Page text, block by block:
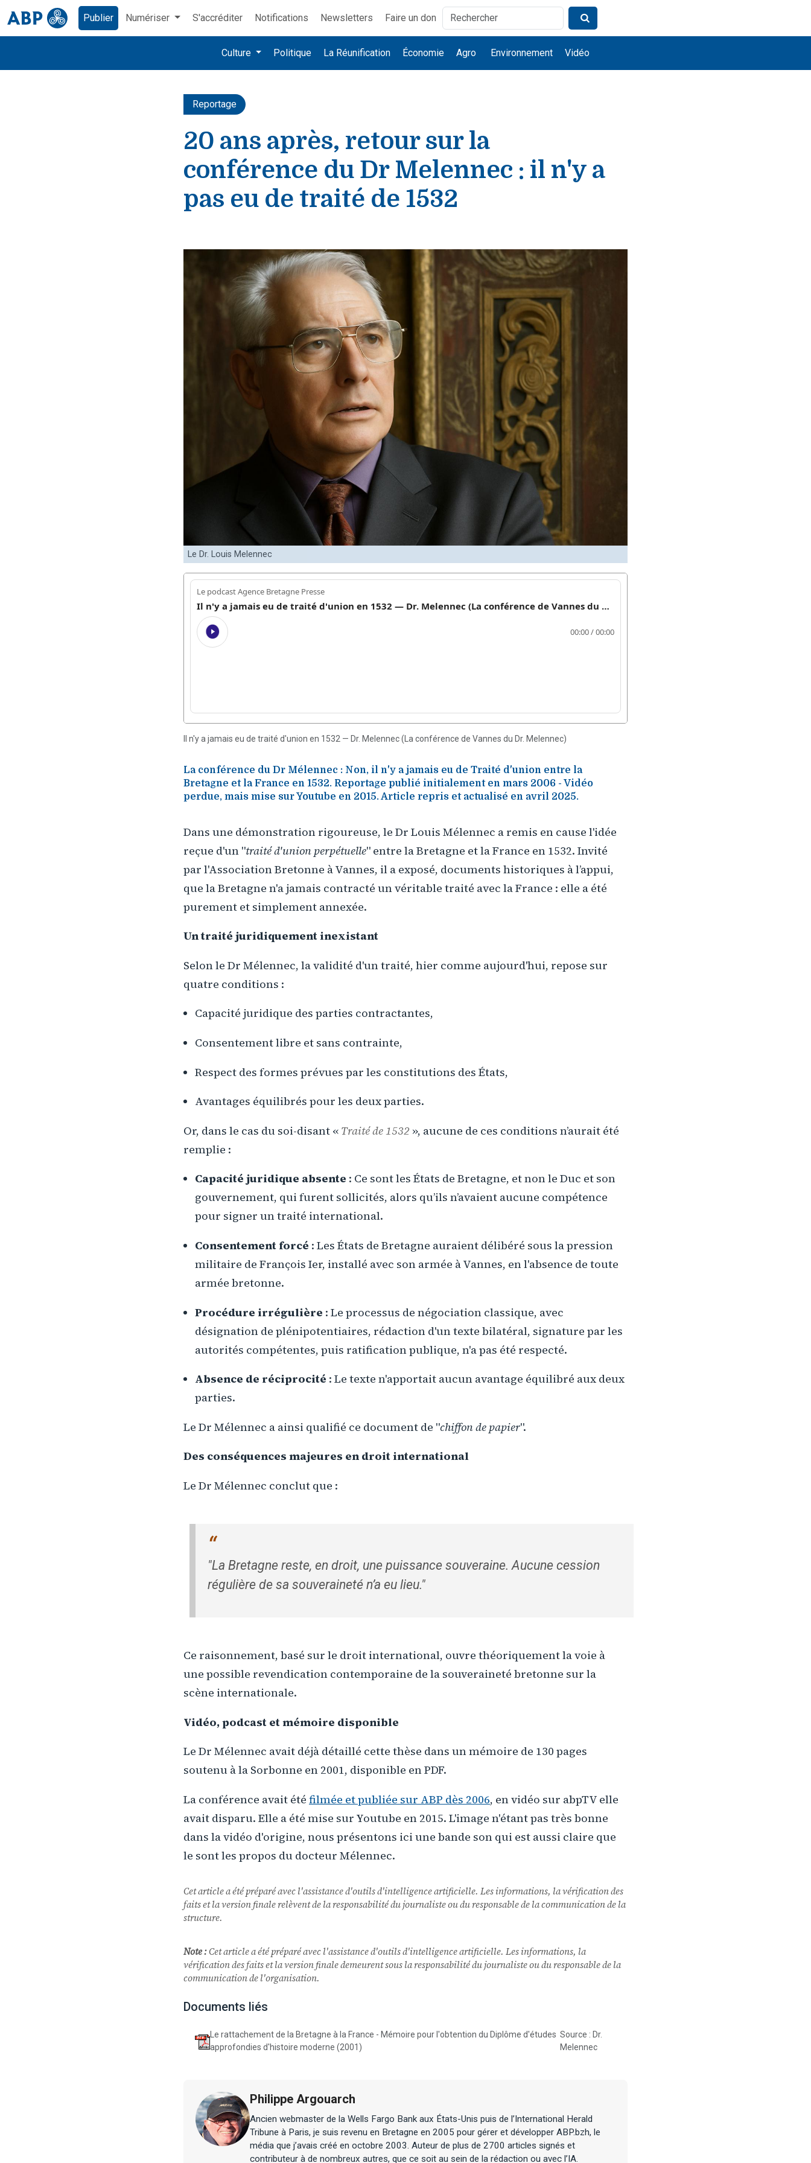
Publier Numériser S'accréditer Notifications Newsletters Faire un don
Culture Politique La Réunification Économie Agro Environnement Vidéo
Reportage
20 ans après, retour sur la
conférence du Dr Melennec : il n'y a
pas eu de traité de 1532
Le Dr. Louis Melennec
Il n'y a jamais eu de traité d'union en 1532 — Dr. Melennec (La conférence de Vannes du Dr. Melennec)
La conférence du Dr Mélennec : Non, il n'y a jamais eu de Traité d'union entre la
Bretagne et la France en 1532. Reportage publié initialement en mars 2006 - Vidéo
perdue, mais mise sur Youtube en 2015. Article repris et actualisé en avril 2025.
Dans une démonstration rigoureuse, le Dr Louis Mélennec a remis en cause l'idée
reçue d'un "traité d'union perpétuelle" entre la Bretagne et la France en 1532. Invité
par l'Association Bretonne à Vannes, il a exposé, documents historiques à l’appui,
que la Bretagne n'a jamais contracté un véritable traité avec la France : elle a été
purement et simplement annexée.
Un traité juridiquement inexistant
Selon le Dr Mélennec, la validité d'un traité, hier comme aujourd'hui, repose sur
quatre conditions :
Capacité juridique des parties contractantes,
Consentement libre et sans contrainte,
Respect des formes prévues par les constitutions des États,
Avantages équilibrés pour les deux parties.
Or, dans le cas du soi-disant « Traité de 1532 », aucune de ces conditions n’aurait été
remplie :
Capacité juridique absente : Ce sont les États de Bretagne, et non le Duc et son
gouvernement, qui furent sollicités, alors qu’ils n’avaient aucune compétence
pour signer un traité international.
Consentement forcé : Les États de Bretagne auraient délibéré sous la pression
militaire de François Ier, installé avec son armée à Vannes, en l'absence de toute
armée bretonne.
Procédure irrégulière : Le processus de négociation classique, avec
désignation de plénipotentiaires, rédaction d'un texte bilatéral, signature par les
autorités compétentes, puis ratification publique, n'a pas été respecté.
Absence de réciprocité : Le texte n'apportait aucun avantage équilibré aux deux
parties.
Le Dr Mélennec a ainsi qualifié ce document de "chiffon de papier".
Des conséquences majeures en droit international
Le Dr Mélennec conclut que :
"La Bretagne reste, en droit, une puissance souveraine. Aucune cession
régulière de sa souveraineté n’a eu lieu."
Ce raisonnement, basé sur le droit international, ouvre théoriquement la voie à
une possible revendication contemporaine de la souveraineté bretonne sur la
scène internationale.
Vidéo, podcast et mémoire disponible
Le Dr Mélennec avait déjà détaillé cette thèse dans un mémoire de 130 pages
soutenu à la Sorbonne en 2001, disponible en PDF.
La conférence avait été filmée et publiée sur ABP dès 2006, en vidéo sur abpTV elle
avait disparu. Elle a été mise sur Youtube en 2015. L'image n'étant pas très bonne
dans la vidéo d'origine, nous présentons ici une bande son qui est aussi claire que
le sont les propos du docteur Mélennec.
Cet article a été préparé avec l'assistance d'outils d'intelligence artificielle. Les informations, la vérification des
faits et la version finale relèvent de la responsabilité du journaliste ou du responsable de la communication de la
structure.
Note :Cet article a été préparé avec l'assistance d'outils d'intelligence artificielle. Les informations, la
vérification des faits et la version finale demeurent sous la responsabilité du journaliste ou du responsable de la
communication de l'organisation.
Documents liés
Le rattachement de la Bretagne à la France - Mémoire pour l'obtention du Diplôme d'études
approfondies d'histoire moderne (2001)
Source : Dr.
Melennec
Philippe Argouarch
Ancien webmaster de la Wells Fargo Bank aux États-Unis puis de l’International Herald
Tribune à Paris, je suis revenu en Bretagne en 2005 pour gérer et développer ABP.bzh, le
média que j’avais créé en octobre 2003. Auteur de plus de 2700 articles signés et
contributeur à de nombreux autres, que ce soit au sein de la rédaction ou avec l’IA.